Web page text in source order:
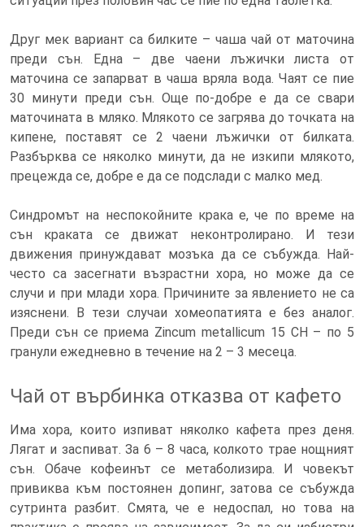
Друг мек вариант са билките – чаша чай от маточина
преди сън. Една – две чаени лъжички листа от
маточина се запарват в чаша вряла вода. Чаят се пие
30 минути преди сън. Още по-добре е да се свари
маточината в мляко. Млякото се загрява до точката на
кипене, поставят се 2 чаени лъжички от билката.
Разбърква се няколко минути, да не изкипи млякото,
прецежда се, добре е да се подслади с малко мед.
Синдромът на неспокойните крака е, че по време на
сън краката се движат неконтролирано. И тези
движения принуждават мозъка да се събужда. Най-
често са засегнати възрастни хора, но може да се
случи и при млади хора. Причините за явлението не са
изяснени. В тези случаи хомеопатията е без аналог.
Преди сън се приема Zincum metallicum 15 СН – по 5
гранули ежедневно в течение на 2 – 3 месеца.
Чай от върбинка отказва от кафето
Има хора, които изпиват няколко кафета през деня.
Лягат и заспиват. За 6 – 8 часа, колкото трае нощният
сън. Обаче кофеинът се метаболизира. И човекът
привиква към постоянен допинг, затова се събужда
сутринта разбит. Смята, че е недоспал, но това на